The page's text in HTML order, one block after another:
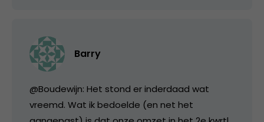
Barry
@Boudewijn: Het stond er inderdaad wat
vreemd. Wat ik bedoelde (en net het